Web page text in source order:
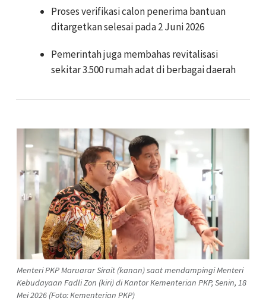
Proses verifikasi calon penerima bantuan
ditargetkan selesai pada 2 Juni 2026
Pemerintah juga membahas revitalisasi
sekitar 3.500 rumah adat di berbagai daerah
Menteri PKP Maruarar Sirait (kanan) saat mendampingi Menteri
Kebudayaan Fadli Zon (kiri) di Kantor Kementerian PKP, Senin, 18
Mei 2026 (Foto: Kementerian PKP)